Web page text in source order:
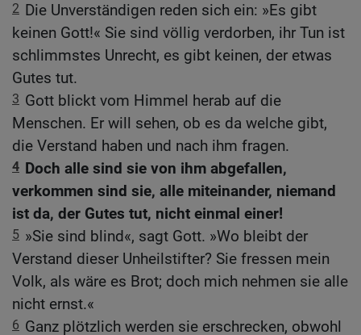
2 Die Unverständigen reden sich ein: »Es gibt
keinen Gott!« Sie sind völlig verdorben, ihr Tun ist
schlimmstes Unrecht, es gibt keinen, der etwas
Gutes tut.
3 Gott blickt vom Himmel herab auf die
Menschen. Er will sehen, ob es da welche gibt,
die Verstand haben und nach ihm fragen.
4 Doch alle sind sie von ihm abgefallen,
verkommen sind sie, alle miteinander, niemand
ist da, der Gutes tut, nicht einmal einer!
5 »Sie sind blind«, sagt Gott. »Wo bleibt der
Verstand dieser Unheilstifter? Sie fressen mein
Volk, als wäre es Brot; doch mich nehmen sie alle
nicht ernst.«
6 Ganz plötzlich werden sie erschrecken, obwohl